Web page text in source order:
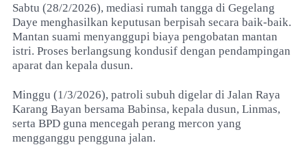
Sabtu (28/2/2026), mediasi rumah tangga di Gegelang
Daye menghasilkan keputusan berpisah secara baik-baik.
Mantan suami menyanggupi biaya pengobatan mantan
istri. Proses berlangsung kondusif dengan pendampingan
aparat dan kepala dusun.
Minggu (1/3/2026), patroli subuh digelar di Jalan Raya
Karang Bayan bersama Babinsa, kepala dusun, Linmas,
serta BPD guna mencegah perang mercon yang
mengganggu pengguna jalan.